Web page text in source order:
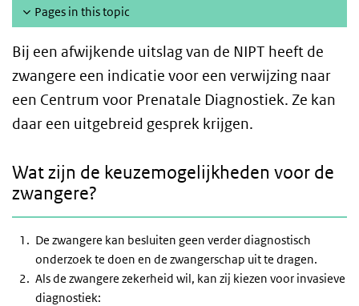
Pages in this topic
Bij een afwijkende uitslag van de NIPT heeft de
zwangere een indicatie voor een verwijzing naar
een Centrum voor Prenatale Diagnostiek. Ze kan
daar een uitgebreid gesprek krijgen.
Wat zijn de keuzemogelijkheden voor de
zwangere?
De zwangere kan besluiten geen verder diagnostisch
onderzoek te doen en de zwangerschap uit te dragen.
Als de zwangere zekerheid wil, kan zij kiezen voor invasieve
diagnostiek: